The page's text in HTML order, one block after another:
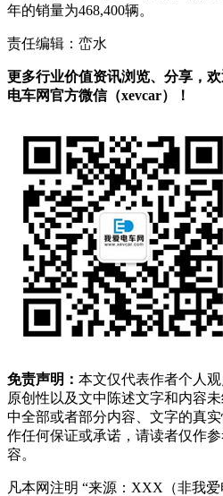
年的销量为468,400辆。
责任编辑：峦水
更多行业价值资讯浏览、分享，
电车网官方微信（xevcar）！
免责声明： 本文仅代表作者个人
原创性以及文中陈述文字和内容
中全部或者部分内容、文字的真
作任何保证或承诺，请读者仅作
容。
凡本网注明 “来源：XXX（非我